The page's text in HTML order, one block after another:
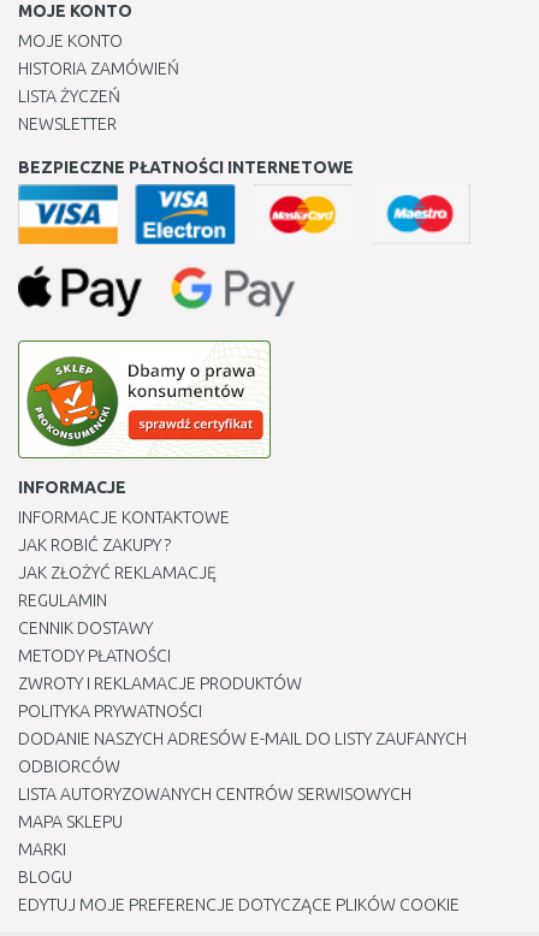
MOJE KONTO
MOJE KONTO
HISTORIA ZAMÓWIEŃ
LISTA ŻYCZEŃ
NEWSLETTER
BEZPIECZNE PŁATNOŚCI INTERNETOWE
INFORMACJE
INFORMACJE KONTAKTOWE
JAK ROBIĆ ZAKUPY ?
JAK ZŁOŻYĆ REKLAMACJĘ
REGULAMIN
CENNIK DOSTAWY
METODY PŁATNOŚCI
ZWROTY I REKLAMACJE PRODUKTÓW
POLITYKA PRYWATNOŚCI
DODANIE NASZYCH ADRESÓW E-MAIL DO LISTY ZAUFANYCH
ODBIORCÓW
LISTA AUTORYZOWANYCH CENTRÓW SERWISOWYCH
MAPA SKLEPU
MARKI
BLOGU
EDYTUJ MOJE PREFERENCJE DOTYCZĄCE PLIKÓW COOKIE